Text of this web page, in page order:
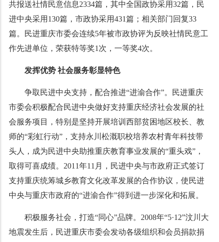
共报送社情民意信息2334篇，其中全国政协采用32篇，民
进中央采用 130篇，市政协采用431篇；相关部门回复33
篇。民进重庆市委会连续5年被市政协评为反映社情民意工
作先进单位，荣获特等奖1 次，一等奖4次。
发挥优势 社会服务彰显特色
争取民进中央支持，配合推进“进渝合作”。民进重庆
市委会积极配合民进中央做好支持重庆经济社会发展的社
会服务项目，特别是坚持开展培训西部贫困地区校长、教
师的“彩虹行动”，支持永川松溉职校培养农村青年科技带
头人，成为民进中央助推重庆教育事业发展的“重头戏”，
取得可喜成绩。 2011年11 月，民进中央与市政府正式签订
支持重庆统筹城乡教育文化改革发展的合作协议，使民进
中央与重庆市政府的“进渝合作”得到进一步深化和拓展。
积极服务社会，打造“同心”品牌。 2008年“5·12”汶川大
地震发生后，民进重庆市委会发动各级组织和会员捐款捐